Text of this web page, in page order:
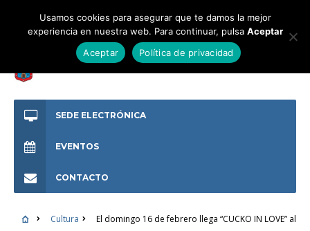
SEDE ELECTRÓNICA
EVENTOS
CONTACTO
Cultura
El domingo 16 de febrero llega “CUCKO IN LOVE” al
Usamos cookies para asegurar que te damos la mejor
experiencia en nuestra web. Para continuar, pulsa Aceptar
Aceptar
Política de privacidad